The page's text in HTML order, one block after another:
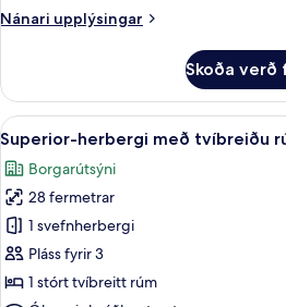
Nánari upplýsingar
Nánari
herbergi
sjávarsýn
Skoða verð
Skoða
allar
myndir
fyrir
Superior-
herbergi
með
tvíbreiðu
1
8
Superior-herbergi með tvíbreiðu
Borgarútsýni
28 fermetrar
1 svefnherbergi
Pláss fyrir 3
1 stórt tvíbreitt rúm